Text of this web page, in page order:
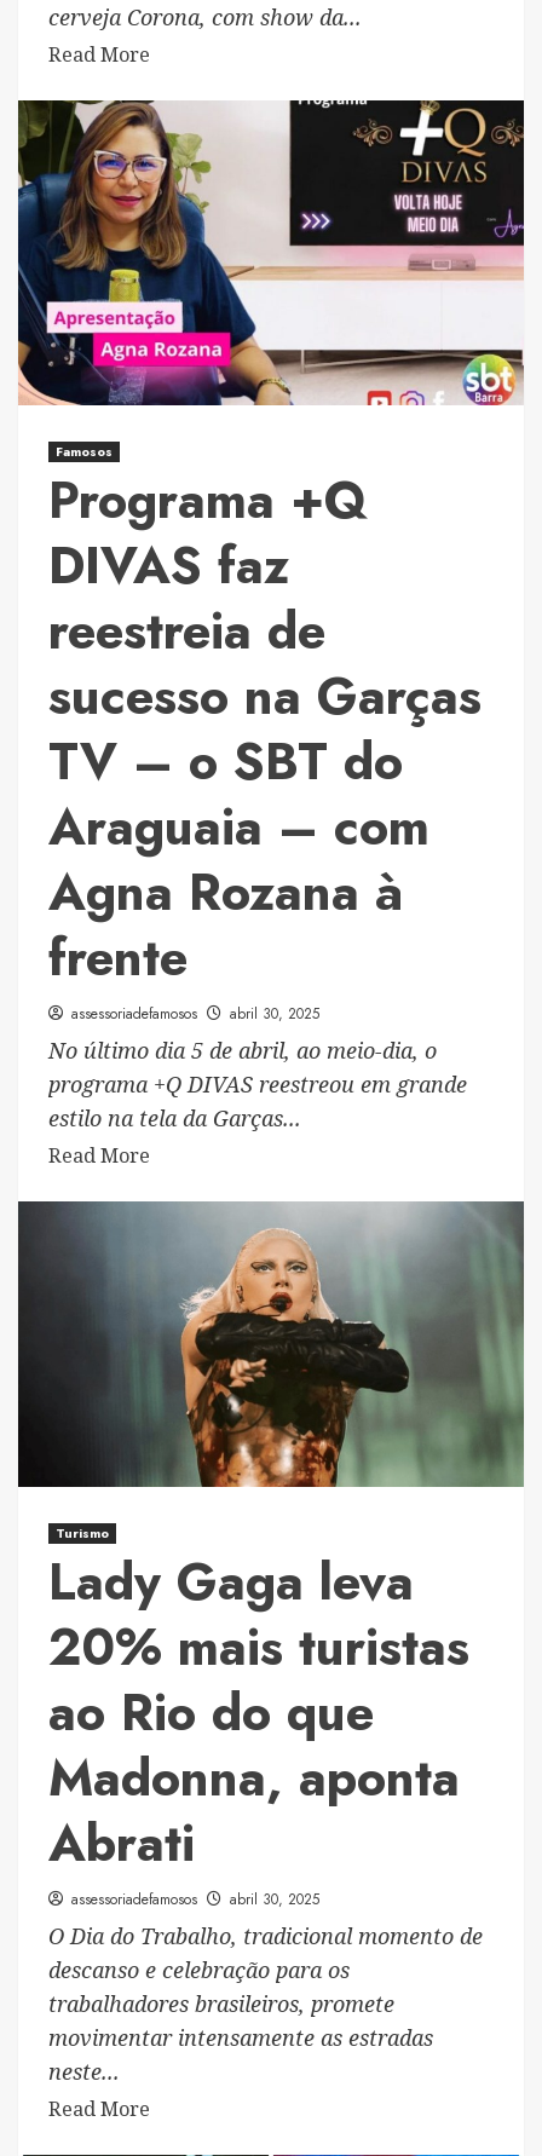
cerveja Corona, com show da...
Read More
about
Poltrona
Corona
100:
marca
faz
parceria
com
a
LATAM
para
show
da
Gaga
Famosos
Programa +Q
DIVAS faz
reestreia de
sucesso na Garças
TV – o SBT do
Araguaia – com
Agna Rozana à
frente
assessoriadefamosos abril 30, 2025
No último dia 5 de abril, ao meio-dia, o
programa +Q DIVAS reestreou em grande
estilo na tela da Garças...
Read More
Programa
DIVAS
faz
reestreia
sucesso
Garças
o
SBT
do
Araguaia
–
com
Rozana
frente
Turismo
Lady Gaga leva
20% mais turistas
ao Rio do que
Madonna, aponta
Abrati
assessoriadefamosos abril 30, 2025
O Dia do Trabalho, tradicional momento de
descanso e celebração para os
trabalhadores brasileiros, promete
movimentar intensamente as estradas
neste...
Read More